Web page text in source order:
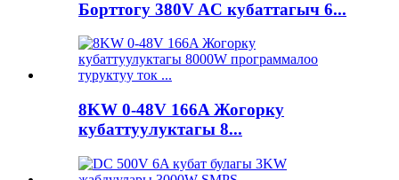
Борттогу 380V AC кубаттагыч 6...
8KW 0-48V 166A Жогорку
кубаттуулуктагы 8...